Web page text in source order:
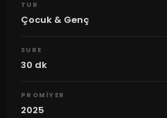
TUR
Çocuk & Genç
SURE
30 dk
PROMIYER
2025